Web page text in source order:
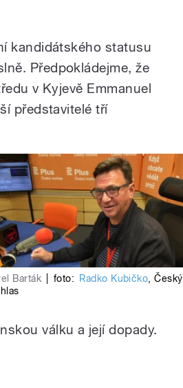
kandidátského statusu
Předpokládejme, že
v Kyjevě Emmanuel
představitelé tří
Barták foto: Radko Kubičko,Český
válku a její dopady.